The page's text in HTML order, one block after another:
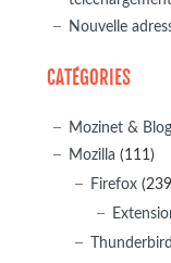
Nouvelle
CATÉGORIES
Mozinet &
Mozilla (111)
Firefox
Thunderbird